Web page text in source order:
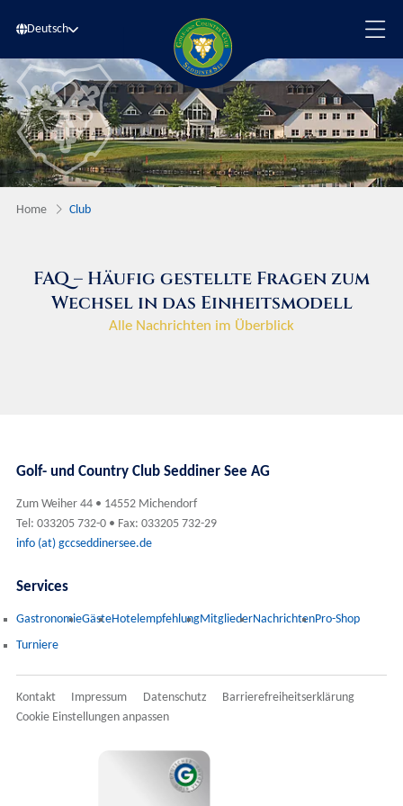
Deutsch
Home Club
FAQ – Häufig gestellte Fragen zum
Wechsel in das Einheitsmodell
Alle Nachrichten im Überblick
Golf- und Country Club Seddiner See AG
Zum Weiher 44 • 14552 Michendorf
Tel: 033205 732-0 • Fax: 033205 732-29
info (at) gccseddinersee.de
Services
GastronomieGästeHotelempfehlungMitgliederNachrichtenPro-Shop
Turniere
Kontakt Impressum Datenschutz
Barrierefreiheitserklärung
Cookie Einstellungen anpassen